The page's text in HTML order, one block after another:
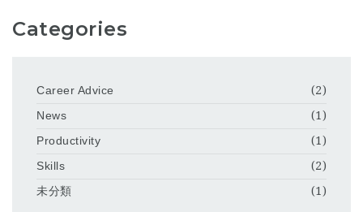
Categories
Career Advice
(2)
News
(1)
Productivity
(1)
Skills
(2)
未分類
(1)